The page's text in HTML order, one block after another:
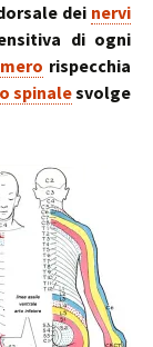
dei nervi
di ogni
rispecchia
spinalesvolge